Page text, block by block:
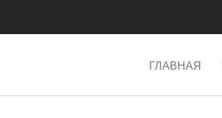
ГЛАВНАЯ